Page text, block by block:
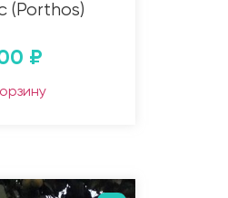
(Porthos)
₽